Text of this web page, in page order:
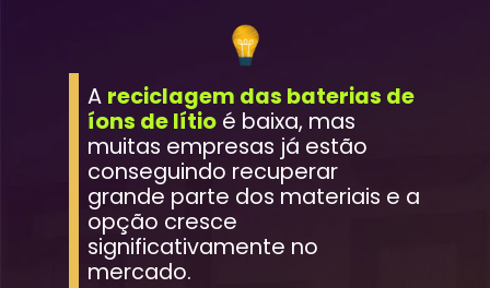
A reciclagem das baterias de
íons de lítio é baixa, mas
muitas empresas já estão
conseguindo recuperar
grande parte dos materiais e a
opção cresce
significativamente no
mercado.